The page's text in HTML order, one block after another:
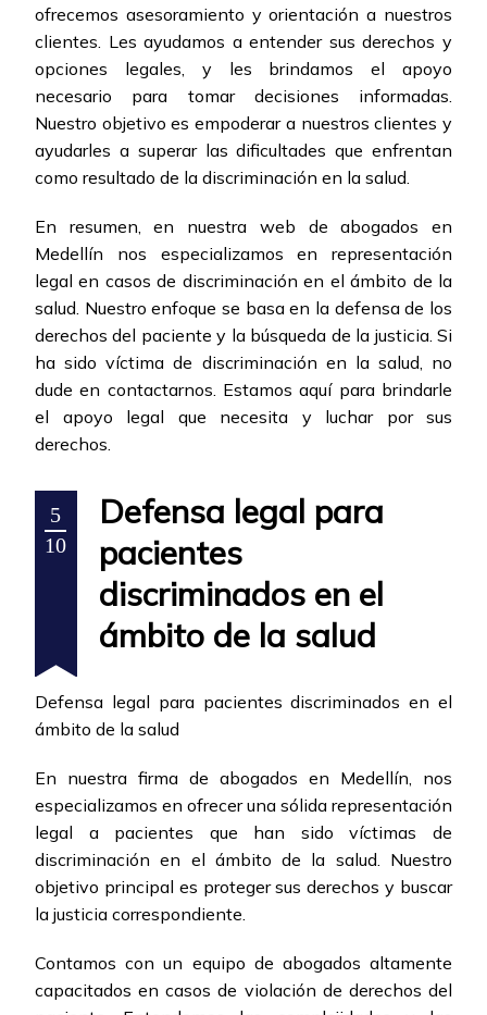
ofrecemos asesoramiento y orientación a nuestros
clientes. Les ayudamos a entender sus derechos y
opciones legales, y les brindamos el apoyo
necesario para tomar decisiones informadas.
Nuestro objetivo es empoderar a nuestros clientes y
ayudarles a superar las dificultades que enfrentan
como resultado de la discriminación en la salud.
En resumen, en nuestra web de abogados en
Medellín nos especializamos en representación
legal en casos de discriminación en el ámbito de la
salud. Nuestro enfoque se basa en la defensa de los
derechos del paciente y la búsqueda de la justicia. Si
ha sido víctima de discriminación en la salud, no
dude en contactarnos. Estamos aquí para brindarle
el apoyo legal que necesita y luchar por sus
derechos.
5
10
Defensa legal para
pacientes
discriminados en el
ámbito de la salud
Defensa legal para pacientes discriminados en el
ámbito de la salud
En nuestra firma de abogados en Medellín, nos
especializamos en ofrecer una sólida representación
legal a pacientes que han sido víctimas de
discriminación en el ámbito de la salud. Nuestro
objetivo principal es proteger sus derechos y buscar
la justicia correspondiente.
Contamos con un equipo de abogados altamente
capacitados en casos de violación de derechos del